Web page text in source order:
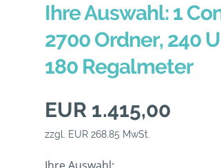
Ihre Auswahl: 1
2700 Ordner, 240
180 Regalmeter
EUR 1.415,00
zzgl. EUR 268,85 MwSt.